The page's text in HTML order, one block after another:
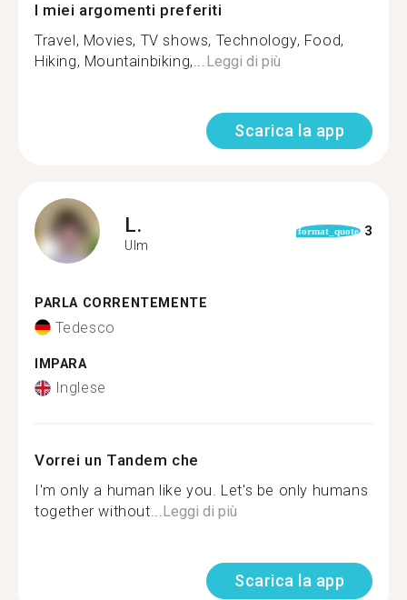
I miei argomenti preferiti
Travel, Movies, TV shows, Technology, Food,
Hiking, Mountainbiking,...Leggi di più
Scarica la app
L.
Ulm
format_quote 3
PARLA CORRENTEMENTE
Tedesco
IMPARA
Inglese
Vorrei un Tandem che
I'm only a human like you. Let's be only humans
together without...Leggi di più
Scarica la app